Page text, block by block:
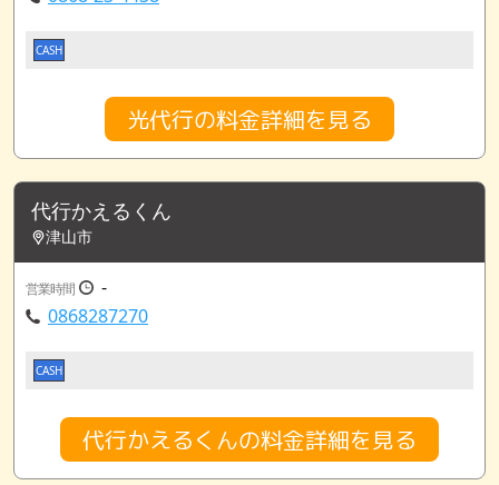
CASH
光代行の料金詳細を見る
代行かえるくん
津山市
営業時間
-
0868287270
CASH
代行かえるくんの料金詳細を見る